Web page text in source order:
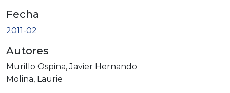
Fecha
2011-02
Autores
Murillo Ospina, Javier Hernando
Molina, Laurie